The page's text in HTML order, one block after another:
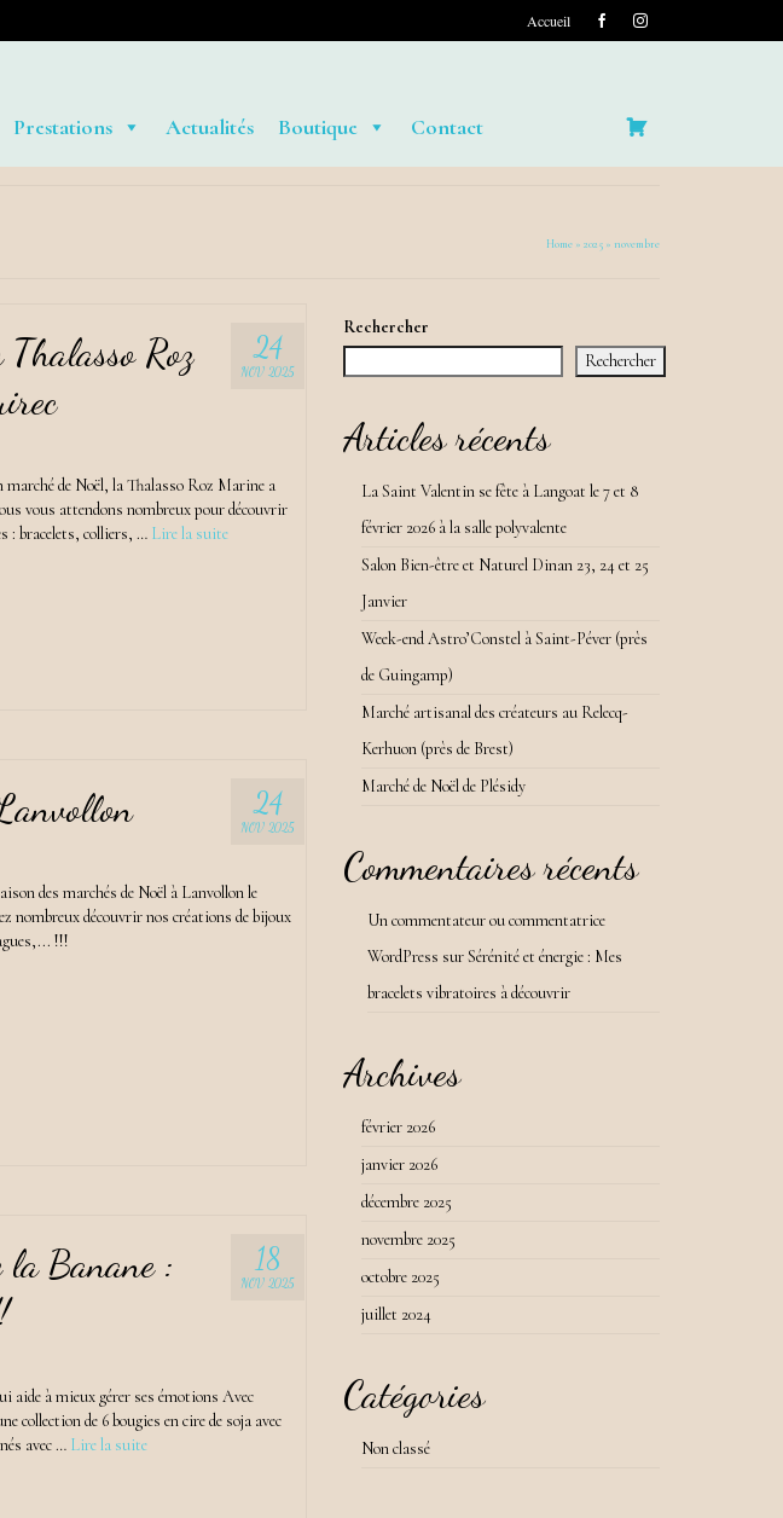
Accueil
Prestations Actualités Boutique Contact
Home » 2025 » novembre
24
NOV 2025
Roz
marché de Noël, la Thalasso Roz Marine a
vous attendons nombreux pour découvrir
: bracelets, colliers, … Lire la suite
24
NOV 2025
des marchés de Noël à Lanvollon le
nombreux découvrir nos créations de bijoux
!!!
18
NOV 2025
la Banane :
aide à mieux gérer ses émotions Avec
collection de 6 bougies en cire de soja avec
avec … Lire la suite
Rechercher
Rechercher
Articles récents
La Saint Valentin se fête à Langoat le 7 et 8
février 2026 à la salle polyvalente
Salon Bien-être et Naturel Dinan 23, 24 et 25
Janvier
Week-end Astro’Constel à Saint-Péver (près
de Guingamp)
Marché artisanal des créateurs au Relecq-
Kerhuon (près de Brest)
Marché de Noël de Plésidy
Commentaires récents
Un commentateur ou commentatrice
WordPress surSérénité et énergie : Mes
bracelets vibratoires à découvrir
Archives
février 2026
janvier 2026
décembre 2025
novembre 2025
octobre 2025
juillet 2024
Catégories
Non classé